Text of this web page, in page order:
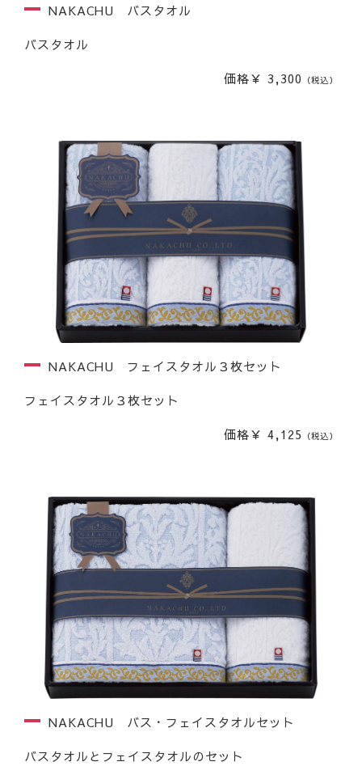
NAKACHU バスタオル
バスタオル
価格￥ 3,300 （税込）
NAKACHU フェイスタオル３枚セット
フェイスタオル３枚セット
価格￥ 4,125 （税込）
NAKACHU バス・フェイスタオルセット
バスタオルとフェイスタオルのセット